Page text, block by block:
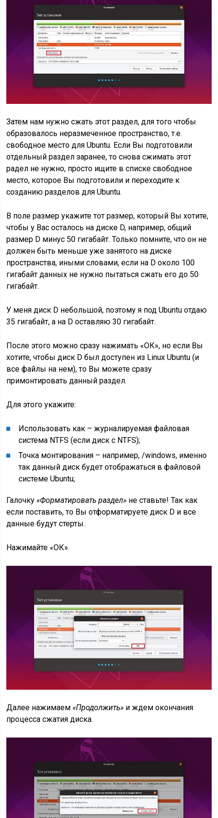
Затем нам нужно сжать этот раздел, для того чтобы
образовалось неразмеченное пространство, т.е.
свободное место для Ubuntu. Если Вы подготовили
отдельный раздел заранее, то снова сжимать этот
радел не нужно, просто ищите в списке свободное
место, которое Вы подготовили и переходите к
созданию разделов для Ubuntu.
В поле размер укажите тот размер, который Вы хотите,
чтобы у Вас осталось на диске D, например, общий
размер D минус 50 гигабайт. Только помните, что он не
должен быть меньше уже занятого на диске
пространства, иными словами, если на D около 100
гигабайт данных не нужно пытаться сжать его до 50
гигабайт.
У меня диск D небольшой, поэтому я под Ubuntu отдаю
35 гигабайт, а на D оставляю 30 гигабайт.
После этого можно сразу нажимать «ОК», но если Вы
хотите, чтобы диск D был доступен из Linux Ubuntu (и
все файлы на нем), то Вы можете сразу
примонтировать данный раздел.
Для этого укажите:
Использовать как – журналируемая файловая
система NTFS (если диск с NTFS);
Точка монтирования – например, /windows, именно
так данный диск будет отображаться в файловой
системе Ubuntu;
Галочку«Форматировать раздел» не ставьте! Так как
если поставить, то Вы отформатируете диск D и все
данные будут стерты.
Нажимайте «ОК».
Далее нажимаем«Продолжить» и ждем окончания
процесса сжатия диска.